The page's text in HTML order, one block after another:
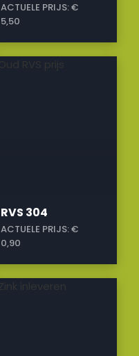
ACTUELE PRIJS:€
5,50
RVS 304
ACTUELE PRIJS:€
0,90